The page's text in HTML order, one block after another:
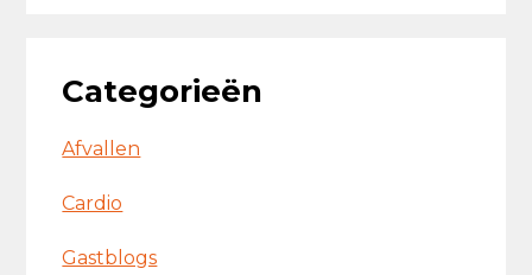
Categorieën
Afvallen
Cardio
Gastblogs